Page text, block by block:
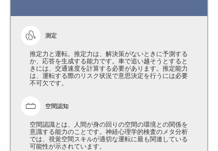
測定
推定力と運転。推定力は、解決策がないときに予測する
か、応答を生成する能力です。車で追い越そうとすると
きには、交通速度を計算する必要があります。推定能力
は、運転する際のリスク状況で意思決定を行うには必要
不可欠です。
空間認知
空間認識とは、人間が身の回りの空間の環境との関係を
意識する能力のことです。神経心理学的検査のメタ分析
では、視覚空間スキルが適切な運転に最も関連している
可能性が示されています。